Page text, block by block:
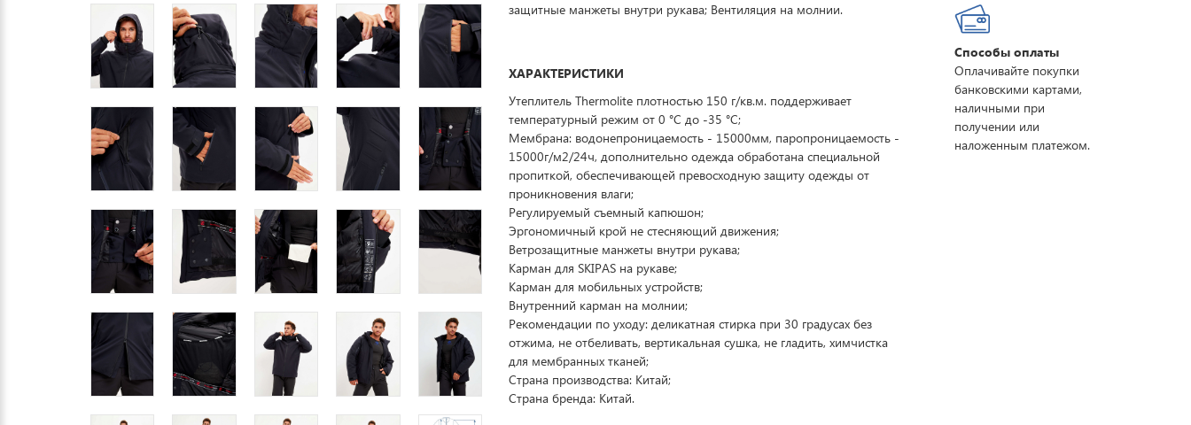
защитные манжеты внутри рукава; Вентиляция на молнии.
ХАРАКТЕРИСТИКИ
Утеплитель Thermolite плотностью 150 г/кв.м. поддерживает
температурный режим от 0 °C до -35 °C;
Мембрана: водонепроницаемость - 15000мм, паропроницаемость -
15000г/м2/24ч, дополнительно одежда обработана специальной
пропиткой, обеспечивающей превосходную защиту одежды от
проникновения влаги;
Регулируемый съемный капюшон;
Эргономичный крой не стесняющий движения;
Ветрозащитные манжеты внутри рукава;
Карман для SKIPAS на рукаве;
Карман для мобильных устройств;
Внутренний карман на молнии;
Рекомендации по уходу: деликатная стирка при 30 градусах без
отжима, не отбеливать, вертикальная сушка, не гладить, химчистка
для мембранных тканей;
Страна производства: Китай;
Страна бренда: Китай.
Способы оплаты
Оплачивайте покупки
банковскими картами,
наличными при
получении или
наложенным платежом.